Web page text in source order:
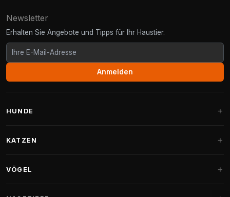
Newsletter
Erhalten Sie Angebote und Tipps für Ihr Haustier.
Anmelden
HUNDE
Fantail Hundebetten
KATZEN
Kratzbäume
VÖGEL